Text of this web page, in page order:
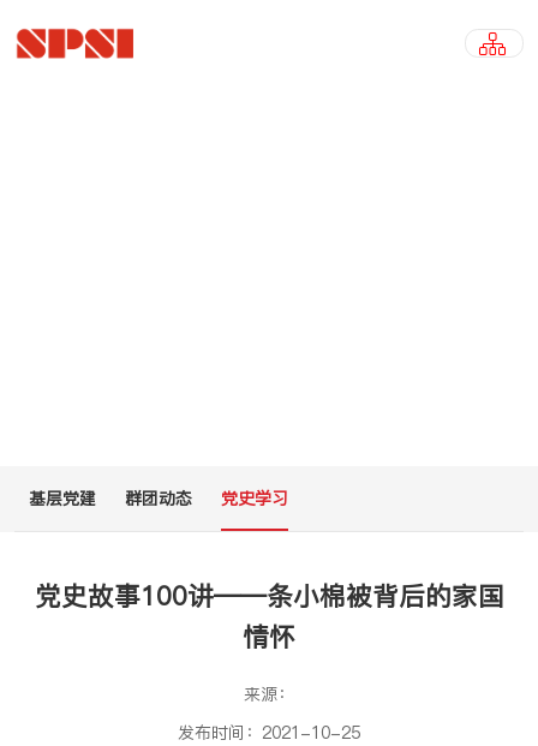
基层党建 群团动态 党史学习
党史故事100讲——条小棉被背后的家国
情怀
来源：
发布时间：2021-10-25